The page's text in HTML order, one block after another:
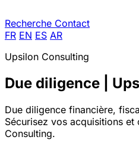
Recherche Contact
FR EN ES AR
Upsilon Consulting
Due diligence |
Due diligence financière,
Sécurisez vos acquisitions et
Consulting.